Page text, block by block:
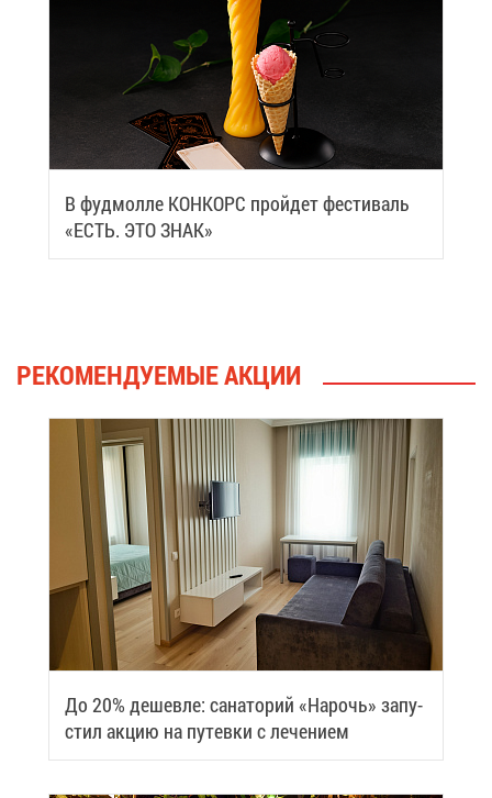
В фуд­мол­ле КОН­КОРС прой­дет фе­сти­валь
«ЕСТЬ. ЭТО ЗНАК»
РЕ­КО­МЕН­ДУ­Е­МЫЕ АК­ЦИИ
До 20% де­шев­ле: са­на­то­рий «На­рочь» за­пу­
стил ак­цию на пу­тев­ки с ле­че­ни­ем